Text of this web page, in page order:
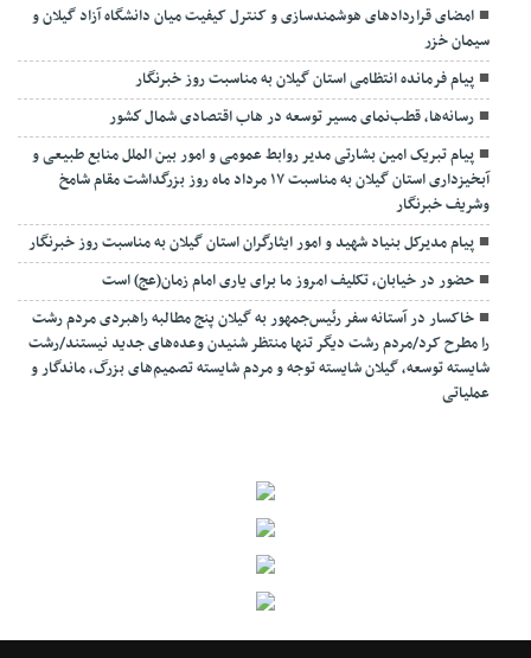
امضای قراردادهای هوشمندسازی و کنترل کیفیت میان دانشگاه آزاد گیلان و
سیمان خزر
پیام فرمانده انتظامی استان گیلان به مناسبت روز خبرنگار
رسانه‌ها، قطب‌نمای مسیر توسعه در هاب اقتصادی شمال كشور
پیام تبریک امین بشارتی مدیر روابط عمومی و امور بین الملل منابع طبیعی و
آبخیزداری استان گیلان به مناسبت ۱۷ مرداد ماه روز بزرگداشت مقام شامخ
وشریف خبرنگار
پیام مدیرکل بنیاد شهید و امور ایثارگران استان گیلان به مناسبت روز خبرنگار
حضور در خیابان، تکلیف امروز ما برای یاری امام زمان(عج) است
خاکسار در آستانه سفر رئیس‌جمهور به گیلان پنج مطالبه راهبردی مردم رشت
را مطرح کرد/مردم رشت دیگر تنها منتظر شنیدن وعده‌های جدید نیستند/رشت
شایسته توسعه، گیلان شایسته توجه و مردم شایسته تصمیم‌های بزرگ، ماندگار و
عملیاتی